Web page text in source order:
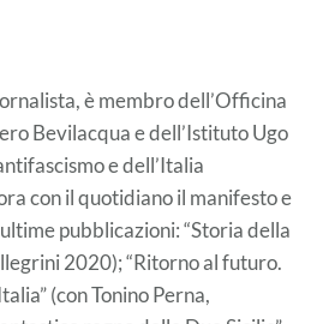
è membro dell’Officina
Bevilacqua e dell’Istituto Ugo
e dell’Italia
con il quotidiano il manifesto e
pubblicazioni: “Storia della
2020); “Ritorno al futuro.
(con Tonino Perna,